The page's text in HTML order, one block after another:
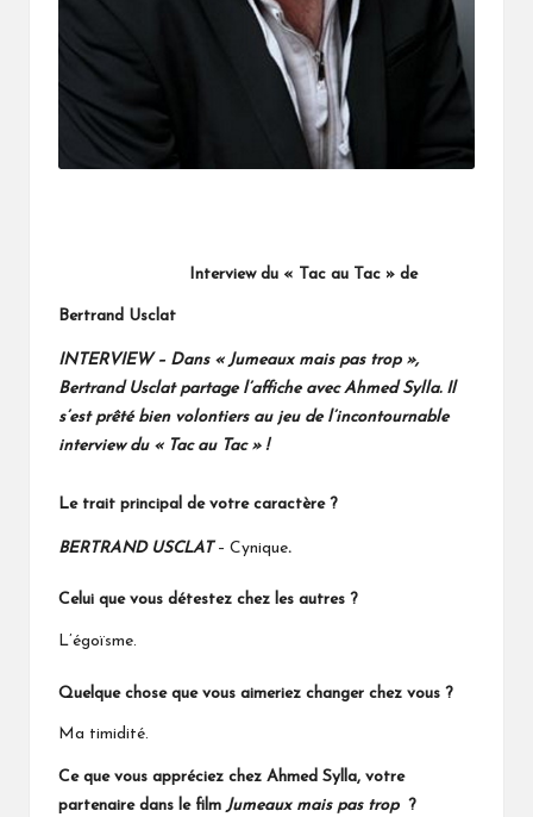
Interview du « Tac au Tac » de
Bertrand Usclat
INTERVIEW – Dans « Jumeaux mais pas trop »,
Bertrand Usclat partage l’affiche avec Ahmed Sylla. Il
s’est prêté bien volontiers au jeu de l’incontournable
interview du « Tac au Tac » !
Le trait principal de votre caractère ?
BERTRAND USCLAT– Cynique.
Celui que vous détestez chez les autres ?
L’égoïsme.
Quelque chose que vous aimeriez changer chez vous ?
Ma timidité.
Ce que vous appréciez chez Ahmed Sylla, votre
partenaire dans le filmJumeaux mais pas trop?